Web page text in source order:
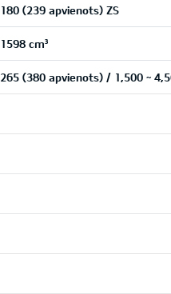
180 (239 apvienots) ZS
1598 cm³
265 (380 apvienots) / 1,500 ~